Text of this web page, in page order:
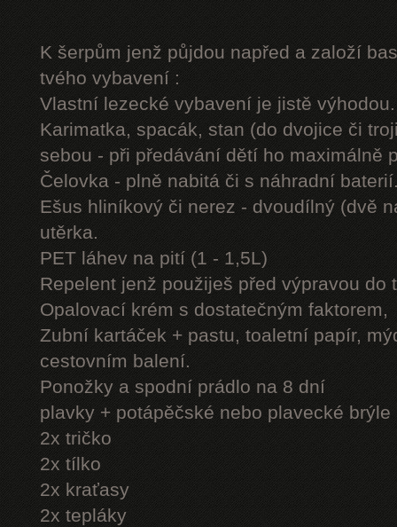
K šerpům jenž půjdou napřed a založí
tvého vybavení :
Vlastní lezecké vybavení je jistě výhodou.
Karimatka, spacák, stan (do dvojice či
sebou - při předávání dětí ho maximálně
Čelovka - plně nabitá či s náhradní
Ešus hliníkový či nerez - dvoudílný (dvě
utěrka.
PET láhev na pití (1 - 1,5L)
Repelent jenž použiješ před výpravou do
Opalovací krém s dostatečným faktorem,
Zubní kartáček + pastu, toaletní papír,
cestovním balení.
Ponožky a spodní prádlo na 8 dní
plavky + potápěčské nebo plavecké brýle
2x tričko
2x tílko
2x kraťasy
2x tepláky